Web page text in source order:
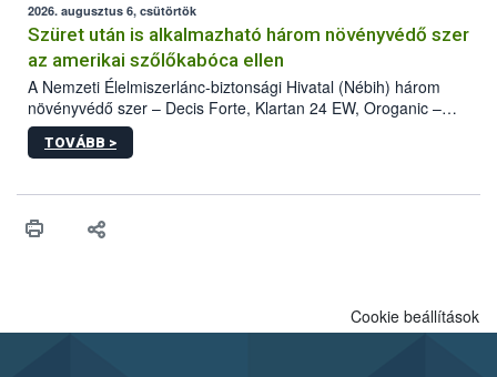
az intenzív felderítést, emellett az intézkedéseket a szlovák
hatósággal is összehangolják a terjedés megállítása érdekében.
2026. augusztus 6, csütörtök
Szüret után is alkalmazható három növényvédő szer
az amerikai szőlőkabóca ellen
A Nemzeti Élelmiszerlánc-biztonsági Hivatal (Nébih) három
növényvédő szer – Decis Forte, Klartan 24 EW, Oroganic –
engedélyokiratát módosította, így azok a szüretet követően,
egészen a vesszőérettség (BBCH 91) stádiumáig
érésű szőlőkben is legyen lehetőség a károsító elleni további
felhasználók számára is elérhető és ökológiai termesztésben is
TOVÁBB >
Cookie beállítások